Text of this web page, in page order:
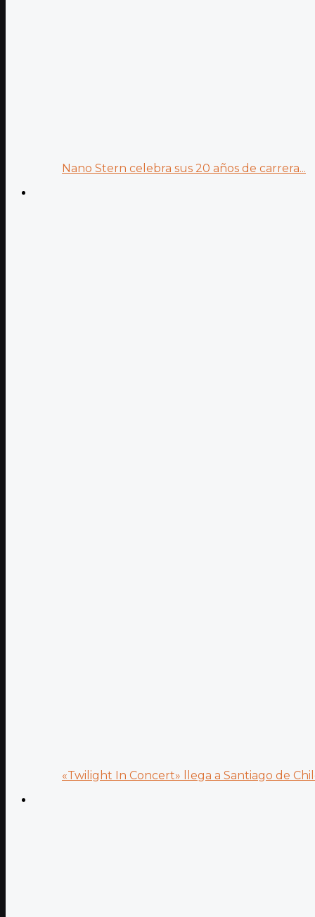
Nano Stern celebra sus 20 años de carrera...
«Twilight In Concert» llega a Santiago de